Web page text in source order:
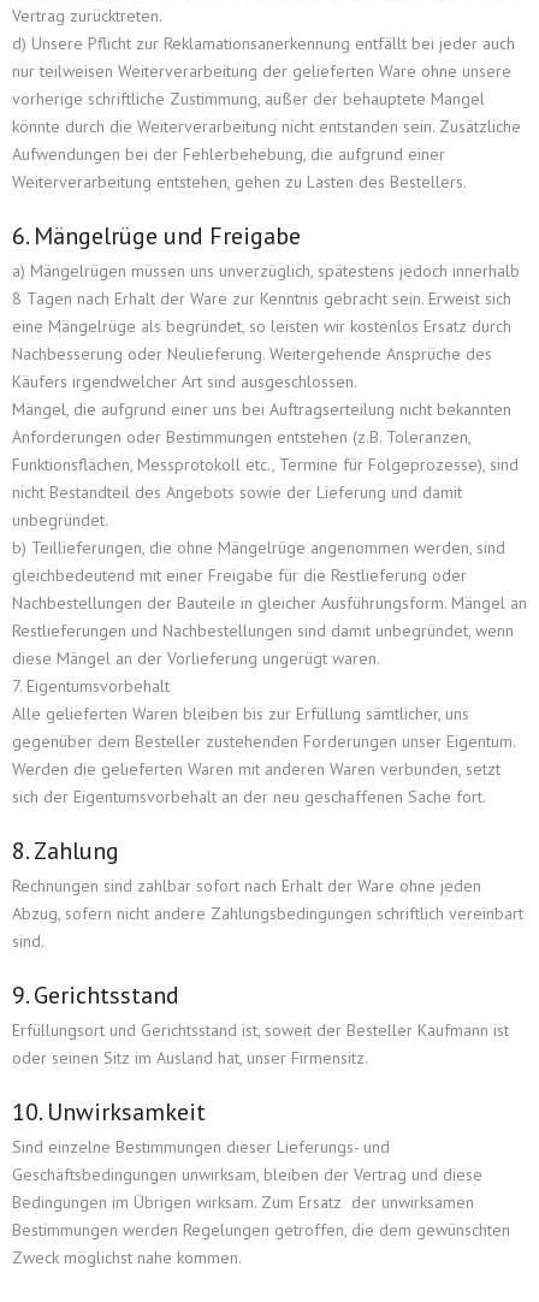
Vertrag zurücktreten.
d) Unsere Pflicht zur Reklamationsanerkennung entfällt bei jeder auch
nur teilweisen Weiterverarbeitung der gelieferten Ware ohne unsere
vorherige schriftliche Zustimmung, außer der behauptete Mangel
könnte durch die Weiterverarbeitung nicht entstanden sein. Zusätzliche
Aufwendungen bei der Fehlerbehebung, die aufgrund einer
Weiterverarbeitung entstehen, gehen zu Lasten des Bestellers.
6. Mängelrüge und Freigabe
a) Mängelrügen müssen uns unverzüglich, spätestens jedoch innerhalb
8 Tagen nach Erhalt der Ware zur Kenntnis gebracht sein. Erweist sich
eine Mängelrüge als begründet, so leisten wir kostenlos Ersatz durch
Nachbesserung oder Neulieferung. Weitergehende Ansprüche des
Käufers irgendwelcher Art sind ausgeschlossen.
Mängel, die aufgrund einer uns bei Auftragserteilung nicht bekannten
Anforderungen oder Bestimmungen entstehen (z.B. Toleranzen,
Funktionsflächen, Messprotokoll etc., Termine für Folgeprozesse), sind
nicht Bestandteil des Angebots sowie der Lieferung und damit
unbegründet.
b) Teillieferungen, die ohne Mängelrüge angenommen werden, sind
gleichbedeutend mit einer Freigabe für die Restlieferung oder
Nachbestellungen der Bauteile in gleicher Ausführungsform. Mängel an
Restlieferungen und Nachbestellungen sind damit unbegründet, wenn
diese Mängel an der Vorlieferung ungerügt waren.
7. Eigentumsvorbehalt
Alle gelieferten Waren bleiben bis zur Erfüllung sämtlicher, uns
gegenüber dem Besteller zustehenden Forderungen unser Eigentum.
Werden die gelieferten Waren mit anderen Waren verbunden, setzt
sich der Eigentumsvorbehalt an der neu geschaffenen Sache fort.
8. Zahlung
Rechnungen sind zahlbar sofort nach Erhalt der Ware ohne jeden
Abzug, sofern nicht andere Zahlungsbedingungen schriftlich vereinbart
sind.
9. Gerichtsstand
Erfüllungsort und Gerichtsstand ist, soweit der Besteller Kaufmann ist
oder seinen Sitz im Ausland hat, unser Firmensitz.
10. Unwirksamkeit
Sind einzelne Bestimmungen dieser Lieferungs- und
Geschäftsbedingungen unwirksam, bleiben der Vertrag und diese
Bedingungen im Übrigen wirksam. Zum Ersatz der unwirksamen
Bestimmungen werden Regelungen getroffen, die dem gewünschten
Zweck möglichst nahe kommen.